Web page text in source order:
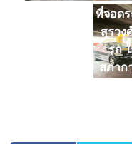
ที่จอด
สุรวง
รถ
สภาก